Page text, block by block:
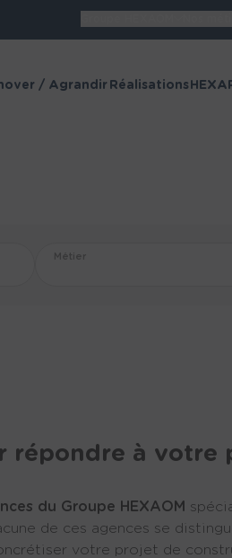
/ Agrandir Réalisations
Métier
répondre à
du Groupe HEXAOM
de ces agences se
votre projet de
Les